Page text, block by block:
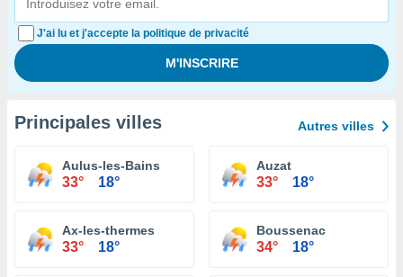
J'ai lu et j'accepte la politique de privacité
Principales villes Autres villes
Aulus-les-Bains
33° 18°
Auzat
33° 18°
Ax-les-thermes
33° 18°
Boussenac
34° 18°